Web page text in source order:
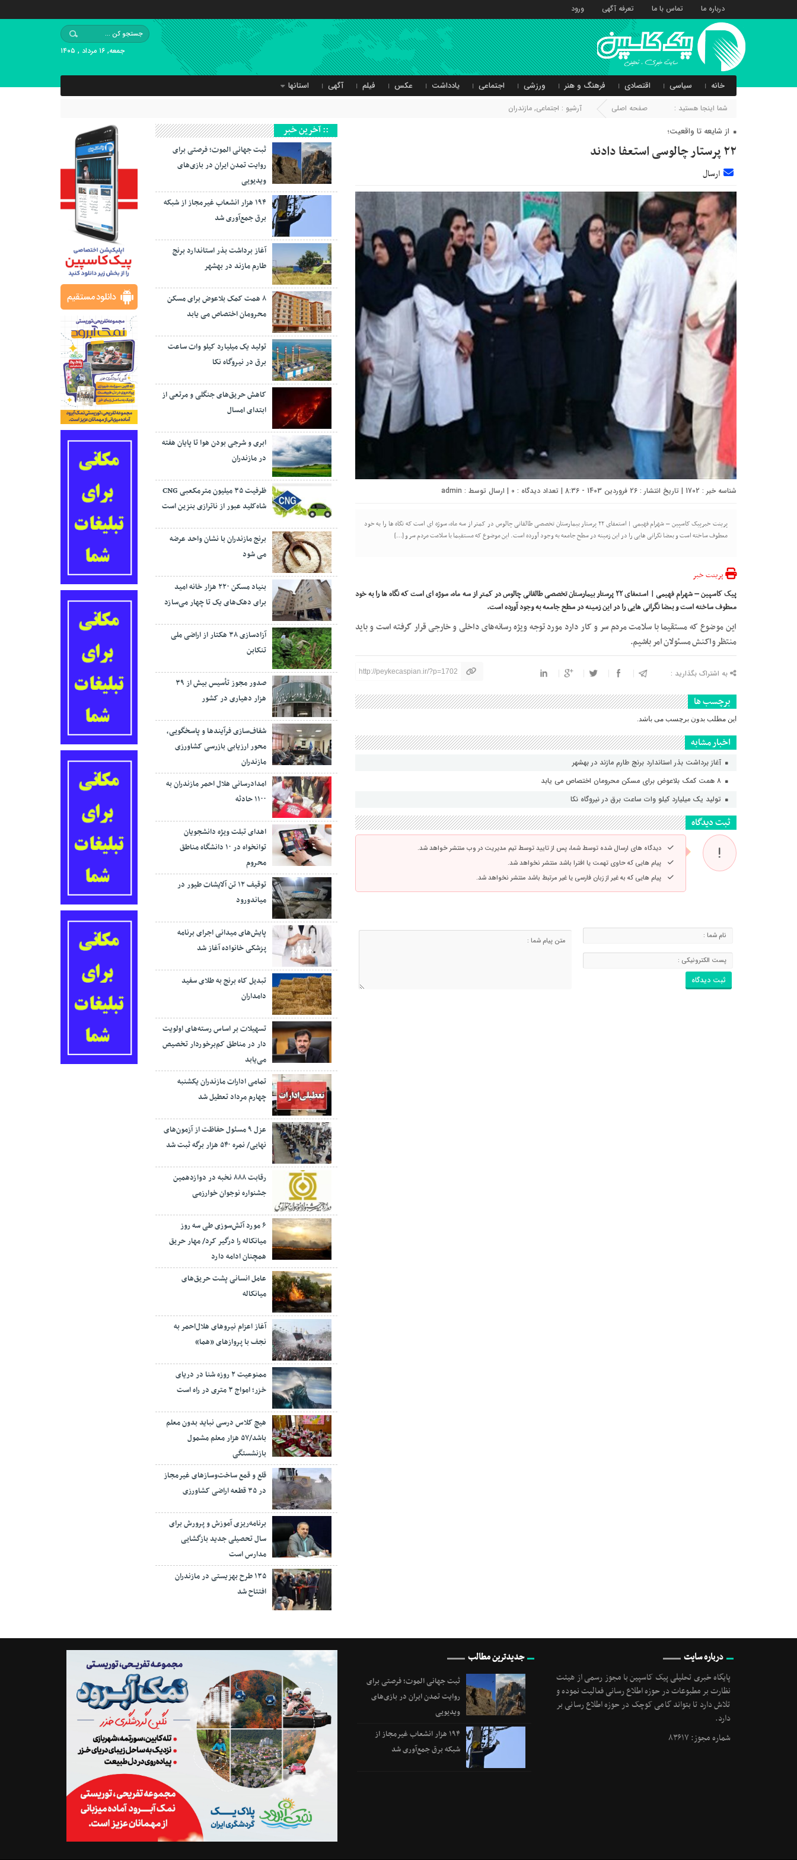
درباره ما تماس با ما تعرفه آگهی ورود
جمعه, ۱۶ مرداد , ۱۴۰۵
خانه سیاسی اقتصادی فرهنگ و هنر ورزشی اجتماعی یادداشت عکس فیلم آگهی استانها
شما اینجا هستید : صفحه اصلی آرشیو : اجتماعی, مازندران
از شایعه تا واقعیت؛
۲۲ پرستار چالوسی استعفا دادند
ارسال
شناسه خبر : 1702 | تاریخ انتشار : 26 فروردین 1403 - 8:36 | تعداد دیدگاه : 0 | ارسال توسط : admin
پرینت خبرپیک کاسپین – شهرام فهیمی | استعفای ۲۲ پرستار بیمارستان تخصصی طالقانی چالوس در کمتر از سه ماه، سوژه ای است که نگاه ها را به خود
معطوف ساخته است و بعضا نگرانی هایی را در این زمینه در سطح جامعه به وجود آورده است. این موضوع که مستقیما با سلامت مردم سر و […]
پرینت خبر
پیک کاسپین – شهرام فهیمی | استعفای ۲۲ پرستار بیمارستان تخصصی طالقانی چالوس در کمتر از سه ماه، سوژه ای است که نگاه ها را به خود
معطوف ساخته است و بعضا نگرانی هایی را در این زمینه در سطح جامعه به وجود آورده است.
این موضوع که مستقیما با سلامت مردم سر و کار دارد مورد توجه ویژه رسانه‌های داخلی و خارجی قرار گرفته است و باید
منتظر واکنش مسئولان امر باشیم.
به اشتراک بگذارید : http://peykecaspian.ir/?p=1702
برچسب ها
این مطلب بدون برچسب می باشد.
اخبار مشابه
آغاز برداشت بذر استاندارد برنج طارم مازند در بهشهر
۸ همت کمک بلاعوض برای مسکن محرومان اختصاص می یابد
تولید یک میلیارد کیلو وات ساعت برق در نیروگاه نکا
ثبت دیدگاه
دیدگاه های ارسال شده توسط شما، پس از تایید توسط تیم مدیریت در وب منتشر خواهد شد.
پیام هایی که حاوی تهمت یا افترا باشد منتشر نخواهد شد.
پیام هایی که به غیر از زبان فارسی یا غیر مرتبط باشد منتشر نخواهد شد.
:: آخرین خبر
ثبت جهانی الموت؛ فرصتی برای
روایت تمدن ایران در بازی‌های
ویدیویی
۱۹۴ هزار انشعاب غیرمجاز از شبکه
برق جمع‌آوری شد
آغاز برداشت بذر استاندارد برنج
طارم مازند در بهشهر
۸ همت کمک بلاعوض برای مسکن
محرومان اختصاص می یابد
تولید یک میلیارد کیلو وات ساعت
برق در نیروگاه نکا
کاهش حریق‌های جنگلی و مرتعی از
ابتدای امسال
ابری و شرجی بودن هوا تا پایان هفته
در مازندران
ظرفیت ۳۵ میلیون مترمکعبی CNG
شاه‌کلید عبور از ناترازی بنزین است
برنج مازندران با نشان واحد عرضه
می شود
بنیاد مسکن ۲۲۰ هزار خانه امید
برای دهک‌های یک تا چهار می‌سازد
آزادسازی ۳۸ هکتار از اراضی ملی
تنکابن
صدور مجوز تأسیس بیش از ۳۹
هزار دهیاری در کشور
شفاف‌سازی فرآیند‌ها و پاسخگویی،
محور ارزیابی بازرسی کشاورزی
مازندران
امدادرسانی هلال احمر مازندران به
۱۱۰۰ حادثه
اهدای تبلت ویژه دانشجویان
توانخواه در ۱۰ دانشگاه مناطق
محروم
توقیف ۱۲ تن آلایشات طیور در
میاندورود
پایش‌های میدانی اجرای برنامه
پزشکی خانواده آغاز شد
تبدیل کاه برنج به طلای سفید
دامداران
تسهیلات بر اساس رسته‌های اولویت
دار در مناطق کم‌برخوردار تخصیص
می‌یابد
تمامی ادارات مازندران یکشنبه
چهارم مرداد تعطیل شد
عزل ۹ مسئول حفاظت از آزمون‌های
نهایی/ نمره ۵۴۰ هزار برگه ثبت شد
رقابت ۸۸۸ نخبه در دوازدهمین
جشنواره نوجوان خوارزمی
۶ مورد آتش‌سوزی طی سه روز
میانکاله را درگیر کرد/ مهار حریق
همچنان ادامه دارد
عامل انسانی پشت حریق‌های
میانکاله
آغاز اعزام نیروهای هلال‌احمر به
نجف با پروازهای «هما»
ممنوعیت ۲ روزه شنا در دریای
خزر؛ امواج ۳ متری در راه است
هیچ کلاس درسی نباید بدون معلم
باشد/۵۷ هزار معلم مشمول
بازنشستگی
قلع و قمع ساخت‌وسازهای غیرمجاز
در ۳۵ قطعه اراضی کشاورزی
برنامه‌ریزی آموزش و پرورش برای
سال تحصیلی جدید بازگشایی
مدارس است
۱۳۵ طرح بهزیستی در مازندران
افتتاح شد
درباره سایت
پایگاه خبری تحلیلی پیک کاسپین با مجوز رسمی از هیئت
نظارت بر مطبوعات در حوزه اطلاع رسانی فعالیت نموده و
تلاش دارد تا بتواند گامی کوچک در حوزه اطلاع رسانی بر
دارد.
شماره مجوز: ۸۳۶۱۷
جدیدترین مطالب
ثبت جهانی الموت؛ فرصتی برای
روایت تمدن ایران در بازی‌های
ویدیویی
۱۹۴ هزار انشعاب غیرمجاز از
شبکه برق جمع‌آوری شد